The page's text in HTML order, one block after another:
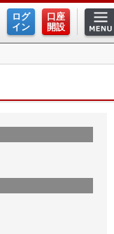
ログ
イン
口座
開設